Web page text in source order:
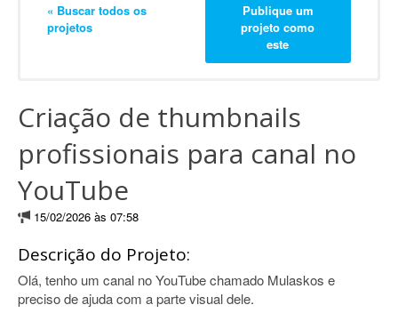
« Buscar todos os
projetos
Publique um
projeto como
este
Criação de thumbnails
profissionais para canal no
YouTube
15/02/2026 às 07:58
Descrição do Projeto:
Olá, tenho um canal no YouTube chamado Mulaskos e
preciso de ajuda com a parte visual dele.